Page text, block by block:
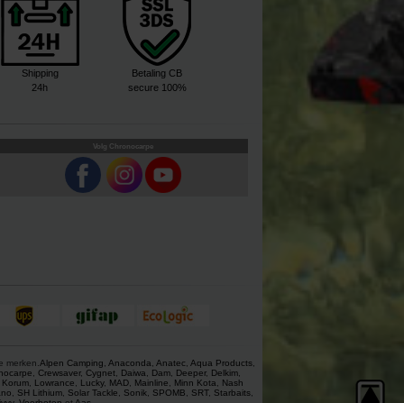
Shipping
24h
Betaling CB
secure 100%
Volg Chronocarpe
merken. Alpen Camping Anaconda Anatec Aqua Products
Crewsaver, Cygnet, Daiwa Dam, Deeper, Delkim,
Korum, Lowrance Lucky, MAD, Mainline Minn Kota
Nash
SH Lithium, Solar Tackle Sonik, SPOMB SRT, Starbaits,